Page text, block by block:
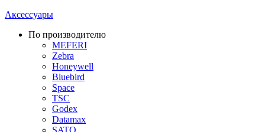
Аксессуары
По производителю
MEFERI
Zebra
Honeywell
Bluebird
Space
TSC
Godex
Datamax
SATO